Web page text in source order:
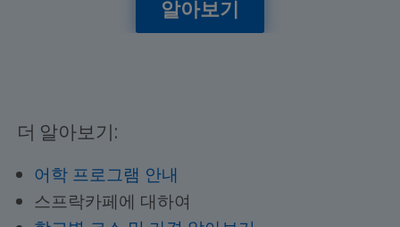
알아보기
더 알아보기:
어학 프로그램 안내
스프락카페에 대하여